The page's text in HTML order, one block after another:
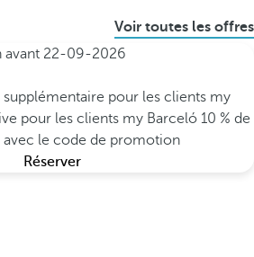
Voir toutes les offres
avant 22-09-2026
supplémentaire pour les clients my
pour les clients my Barceló 10 % de
le code de promotion
Réserver